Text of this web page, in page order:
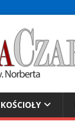
KOŚCIOŁY